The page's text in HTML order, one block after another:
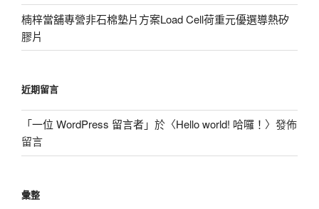
楠梓當舖專營非石棉墊片方案Load Cell荷重元優選導熱矽
膠片
近期留言
「一位 WordPress 留言者」於〈Hello world! 哈囉！ 〉發佈
留言
彙整